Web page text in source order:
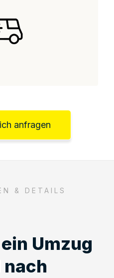
anfragen
& DETAILS
Umzug